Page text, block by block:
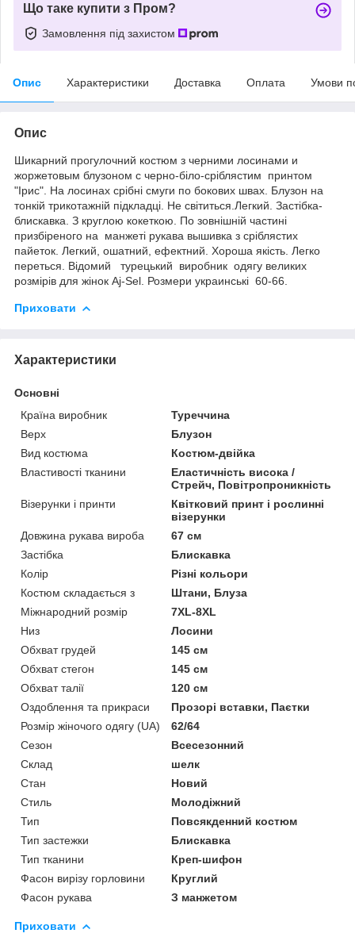
Що таке купити з Пром?
Замовлення під захистом
Опис Характеристики Доставка Оплата Умови
Опис
Шикарний прогулочний костюм з черними лосинами и
жоржетовым блузоном с черно-біло-сріблястим принтом
"Ірис". На лосинах срібні смуги по бокових швах. Блузон на
тонкій трикотажній підкладці. Не світиться.Легкий. Застібка-
блискавка. З круглою кокеткою. По зовнішній частині
призбіреного на манжеті рукава вышивка з сріблястих
пайеток. Легкий, ошатний, ефектний. Хороша якість. Легко
переться. Відомий турецький виробник одягу великих
розмірів для жінок Aj-Sel. Розмери украинські 60-66.
Приховати
Характеристики
Основні
Країна виробник
Туреччина
Верх
Блузон
Вид костюма
Костюм-двійка
Властивості тканини
Еластичність висока /
Стрейч, Повітропроникність
Візерунки і принти
Квітковий принт і рослинні
візерунки
Довжина рукава вироба
67 см
Застібка
Блискавка
Колір
Різні кольори
Костюм складається з
Штани, Блуза
Міжнародний розмір
7XL-8XL
Низ
Лосини
Обхват грудей
145 см
Обхват стегон
145 см
Обхват талії
120 см
Оздоблення та прикраси
Прозорі вставки, Паєтки
Розмір жіночого одягу (UA)
62/64
Сезон
Всесезонний
Склад
шелк
Стан
Новий
Стиль
Молодіжний
Тип
Повсякденний костюм
Тип застежки
Блискавка
Тип тканини
Креп-шифон
Фасон вирізу горловини
Круглий
Фасон рукава
З манжетом
Приховати